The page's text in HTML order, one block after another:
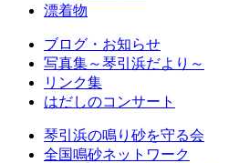
漂着物
ブログ・お知らせ
写真集～琴引浜だより～
リンク集
はだしのコンサート
琴引浜の鳴り砂を守る会
全国鳴砂ネットワーク